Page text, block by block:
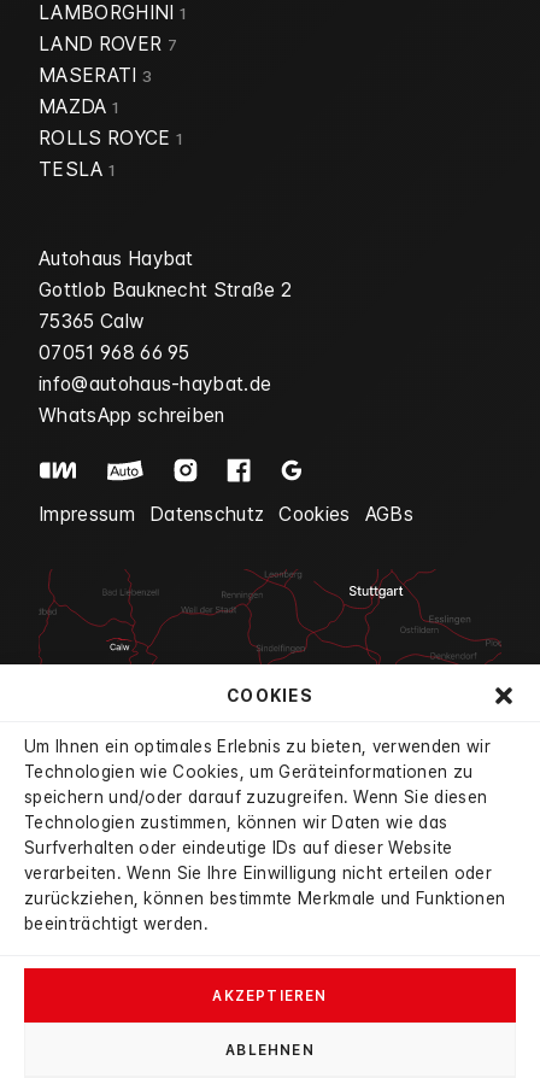
COOKIES
Um Ihnen ein optimales Erlebnis zu bieten, verwenden wir
Technologien wie Cookies, um Geräteinformationen zu
speichern und/oder darauf zuzugreifen. Wenn Sie diesen
Technologien zustimmen, können wir Daten wie das
Surfverhalten oder eindeutige IDs auf dieser Website
verarbeiten. Wenn Sie Ihre Einwilligung nicht erteilen oder
zurückziehen, können bestimmte Merkmale und Funktionen
beeinträchtigt werden.
AKZEPTIEREN
ABLEHNEN
Autohaus Haybat
Gottlob Bauknecht Straße 2
75365 Calw
07051 968 66 95
info@autohaus-haybat.de
WhatsApp schreiben
Impressum Datenschutz Cookies AGBs
LAMBORGHINI 1
LAND ROVER 7
MASERATI 3
MAZDA 1
ROLLS ROYCE 1
TESLA 1
4.7 aus 834 Bewertungen
verifiziert durch:mobile|autoscout24|google
© 2026 Autohaus Haybat